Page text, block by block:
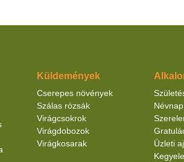
Küldemények
Cserepes növények
Szálas rózsák
Virágcsokrok
Virágdobozok
Virágkosarak
Névnap
Üzleti